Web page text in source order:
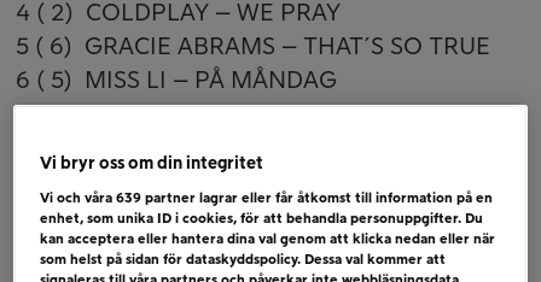
4 ( 2) COLDPLAY – WE PRAY
5 ( 6) GRACIE ABRAMS – THAT´S SO TRUE
6 ( 5) MISS LI – PÅ MÅNDAG
TRIBBS + KLARA HAMMARSTRÖM – CAN´T
GEN ENOUGH (DR FEELGOOD)
MOLLY SANDÉN – TUR I OTUREN
MARIA JANE SMITH – ADRIAN
Vi bryr oss om din integritet
Vi och våra639 partner lagrar eller får åtkomst till information på en
enhet, som unika ID i cookies, för att behandla personuppgifter. Du
kan acceptera eller hantera dina val genom att klicka nedan eller när
som helst på sidan för dataskyddspolicy. Dessa val kommer att